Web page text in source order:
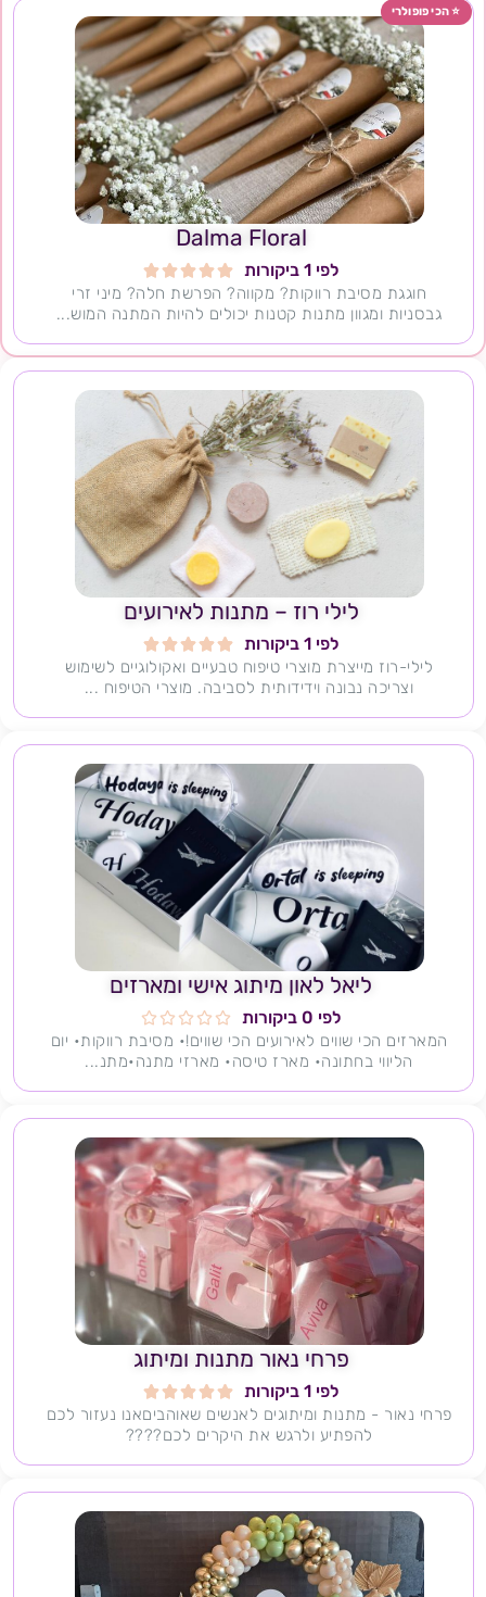
Dalma Floral
לפי 1 ביקורות 




חוגגת מסיבת רווקות? מקווה? הפרשת חלה? מיני זרי
גבסניות ומגוון מתנות קטנות יכולים להיות המתנה המוש...
לילי רוז – מתנות לאירועים
לפי 1 ביקורות 




לילי-רוז מייצרת מוצרי טיפוח טבעיים ואקולוגיים לשימוש
וצריכה נבונה וידידותית לסביבה. מוצרי הטיפוח ...
ליאל לאון מיתוג אישי ומארזים
לפי 0 ביקורות 




המארזים הכי שווים לאירועים הכי שווים!• מסיבת רווקות• יום
הליווי בחתונה• מארז טיסה• מארזי מתנה•מתנ...
פרחי נאור מתנות ומיתוג
לפי 1 ביקורות 




פרחי נאור - מתנות ומיתוגים לאנשים שאוהביםאנו נעזור לכם
להפתיע ולרגש את היקרים לכם????